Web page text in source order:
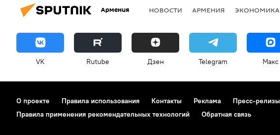
Армения НОВОСТИ АРМЕНИЯ ЭКОНОМИКА
VK Rutube Дзен Telegram Макс
О проекте Правила использования Контакты Реклама Пресс-релизы
Правила применения рекомендательных технологий
Обратная связь